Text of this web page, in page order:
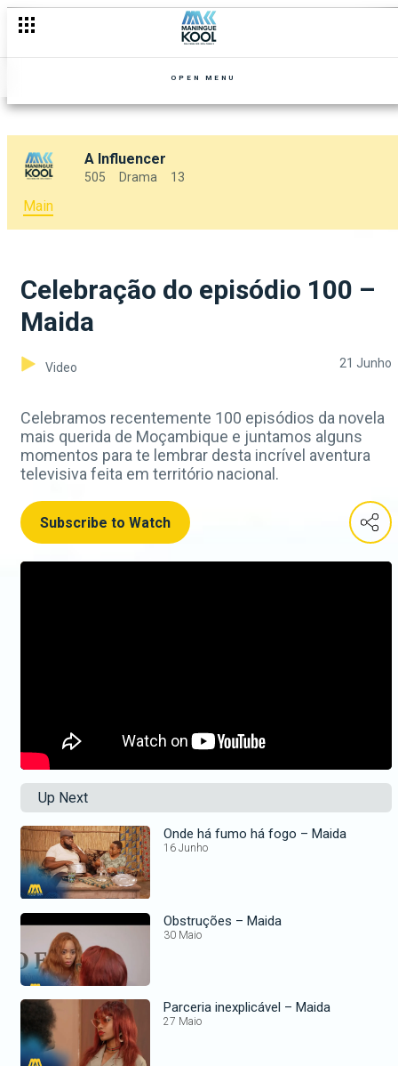
OPEN MENU
A Influencer
505 Drama 13
Main
Celebração do episódio 100 –
Maida
Video 21 Junho
Celebramos recentemente 100 episódios da novela
mais querida de Moçambique e juntamos alguns
momentos para te lembrar desta incrível aventura
televisiva feita em território nacional.
Subscribe to Watch
Up Next
Onde há fumo há fogo – Maida
16 Junho
Obstruções – Maida
30 Maio
Parceria inexplicável – Maida
27 Maio